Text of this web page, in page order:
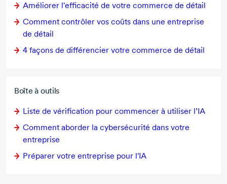
Améliorer l'efficacité de votre commerce de détail
Comment contrôler vos coûts dans une entreprise
de détail
4 façons de différencier votre commerce de détail
Boîte à outils
Liste de vérification pour commencer à utiliser l’IA
Comment aborder la cybersécurité dans votre
entreprise
Préparer votre entreprise pour l'IA